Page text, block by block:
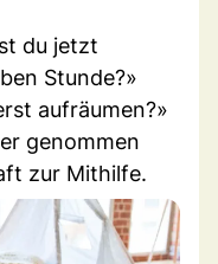
du jetzt
Stunde?»
aufräumen?»
genommen
zur Mithilfe.